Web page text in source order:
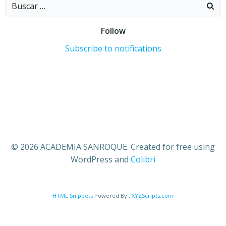
Follow
Subscribe to notifications
© 2026 ACADEMIA SANROQUE. Created for free using
WordPress and Colibri
HTML Snippets Powered By : XYZScripts.com